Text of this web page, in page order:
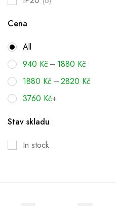
Cena
All
940 Kč – 1880 Kč
1880 Kč –2820 Kč
3760 Kč+
Stav skladu
In stock